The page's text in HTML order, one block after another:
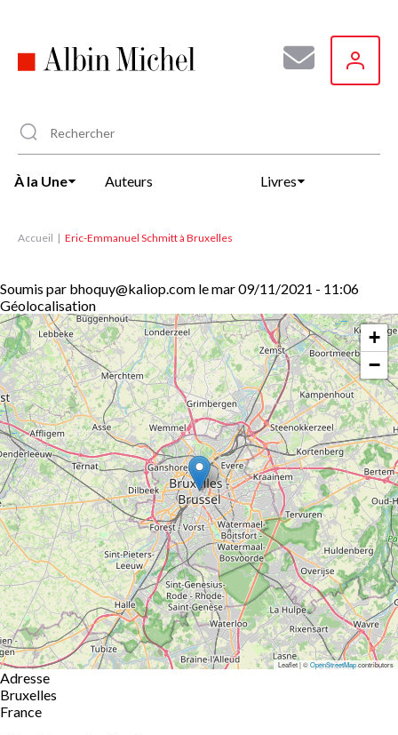
principal
À la Une Auteurs Livres
Accueil Eric-Emmanuel Schmitt à Bruxelles
Soumis par bhoquy@kaliop.com lemar 09/11/2021 - 11:06
Géolocalisation
+
−
Leaflet | ©OpenStreetMapcontributors
Adresse
Bruxelles
France